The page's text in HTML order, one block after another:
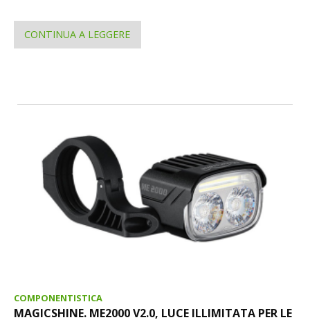
CONTINUA A LEGGERE
COMPONENTISTICA
MAGICSHINE. ME2000 V2.0, LUCE ILLIMITATA PER LE